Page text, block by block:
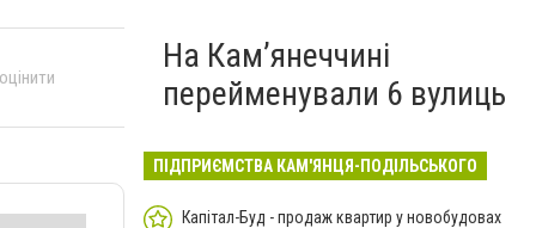
На Камʼянеччині
перейменували 6 вулиць
ПІДПРИЄМСТВА КАМ'ЯНЦЯ-ПОДІЛЬСЬКОГО
Капітал-Буд - продаж квартир у новобудовах